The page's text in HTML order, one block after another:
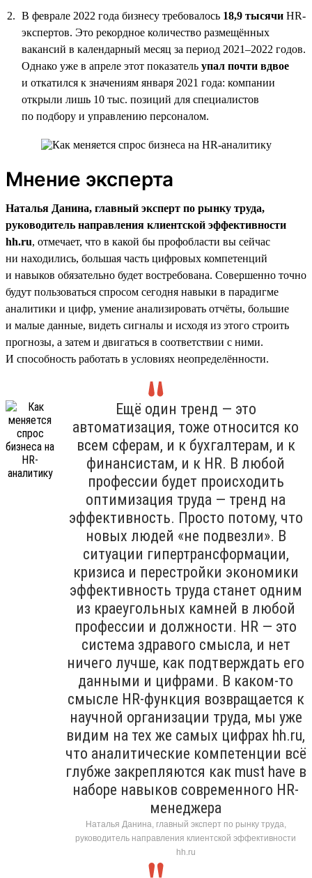
В феврале 2022 года бизнесу требовалось 18,9 тысячи HR-
экспертов. Это рекордное количество размещённых
вакансий в календарный месяц за период 2021–2022 годов.
Однако уже в апреле этот показатель упал почти вдвое
и откатился к значениям января 2021 года: компании
открыли лишь 10 тыс. позиций для специалистов
по подбору и управлению персоналом.
Мнение эксперта
Наталья Данина, главный эксперт по рынку труда,
руководитель направления клиентской эффективности
hh.ru, отмечает, что в какой бы профобласти вы сейчас
ни находились, большая часть цифровых компетенций
и навыков обязательно будет востребована. Совершенно точно
будут пользоваться спросом сегодня навыки в парадигме
аналитики и цифр, умение анализировать отчёты, большие
и малые данные, видеть сигналы и исходя из этого строить
прогнозы, а затем и двигаться в соответствии с ними.
И способность работать в условиях неопределённости.
Ещё один тренд — это
автоматизация, тоже относится ко
всем сферам, и к бухгалтерам, и к
финансистам, и к HR. В любой
профессии будет происходить
оптимизация труда — тренд на
эффективность. Просто потому, что
новых людей «не подвезли». В
ситуации гипертрансформации,
кризиса и перестройки экономики
эффективность труда станет одним
из краеугольных камней в любой
профессии и должности. HR — это
система здравого смысла, и нет
ничего лучше, как подтверждать его
данными и цифрами. В каком-то
смысле HR-функция возвращается к
научной организации труда, мы уже
видим на тех же самых цифрах hh.ru,
что аналитические компетенции всё
глубже закрепляются как must have в
наборе навыков современного HR-
менеджера
Наталья Данина, главный эксперт по рынку труда,
руководитель направления клиентской эффективности
hh.ru